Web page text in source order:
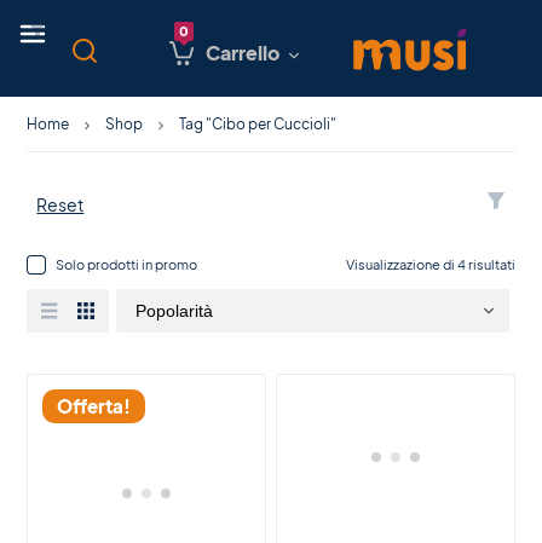
Carrello
Home Shop Tag "Cibo per Cuccioli"
Reset
Solo prodotti in promo Visualizzazione di 4 risultati
Offerta!